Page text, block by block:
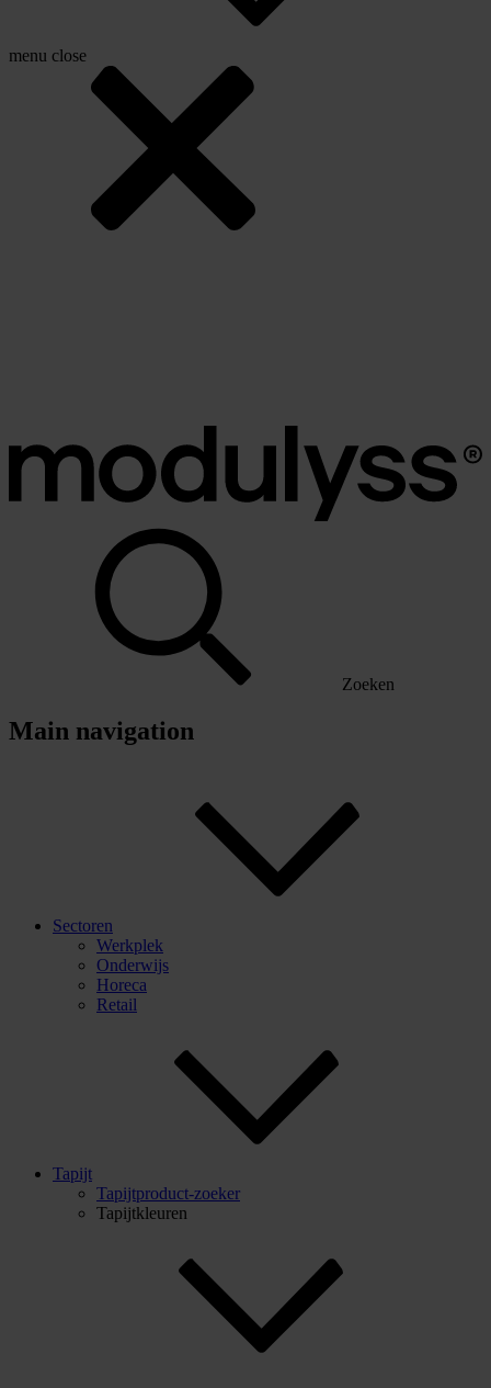
menu close
Zoeken
Main navigation
Sectoren
Werkplek
Onderwijs
Horeca
Retail
Tapijt
Tapijtproduct-zoeker
Tapijtkleuren